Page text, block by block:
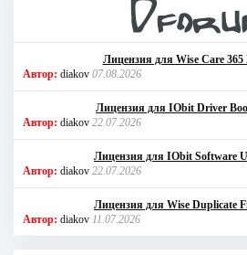
Лицензия для Wise Care 365
Автор: diakov 07.08.2026
Лицензия для IObit Driver
Автор: diakov 22.07.2026
Лицензия для IObit Software
Автор: diakov 22.07.2026
Лицензия для Wise Duplicate
Автор: diakov 11.07.2026